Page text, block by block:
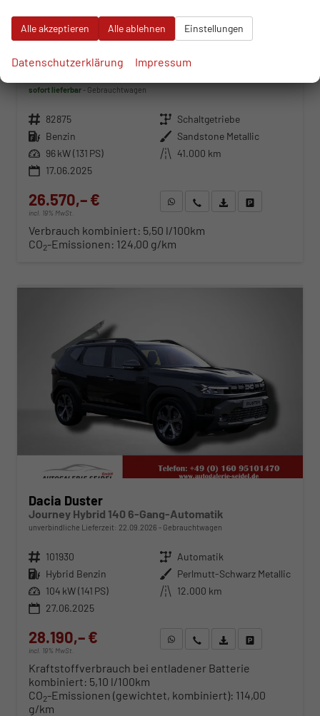
Dacia Duster
sofort lieferbar Gebrauchtwagen
Fahrzeugnr. 82875 Getriebe Schaltgetriebe
Kraftstoff Benzin Außenfarbe Sandstone Metallic
Leistung 96 kW (131 PS) Kilometerstand 41.000 km
17.06.2025
26.570,– €
incl. 19% MwSt.
WhatsApp anfragen
Wir rufen Sie anFahrzeugexposé (PDF)
Verbrauch kombiniert: 5,50 l/100km
CO2-Emissionen: 124,00 g/km
Dacia Duster
Journey Hybrid 140 6-Gang-Automatik
unverbindliche Lieferzeit: 22.09.2026 Gebrauchtwagen
Fahrzeugnr. 101930 Getriebe Automatik
Kraftstoff Hybrid Benzin Außenfarbe Perlmutt-Schwarz Metallic
Leistung 104 kW (141 PS) Kilometerstand 12.000 km
27.06.2025
28.190,– €
incl. 19% MwSt.
WhatsApp anfragen
Wir rufen Sie anFahrzeugexposé (PDF)
Kraftstoffverbrauch bei entladener Batterie
kombiniert: 5,10 l/100km
CO2-Emissionen (gewichtet, kombiniert): 114,00
g/km
Alle akzeptieren Alle ablehnen Einstellungen
Datenschutzerklärung Impressum